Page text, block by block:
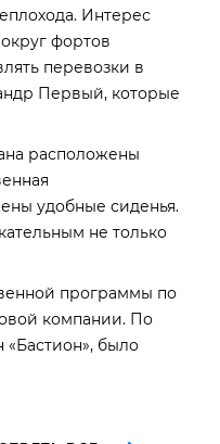
Интерес
фортов
перевозки в
Первый, которые
расположены
удобные сиденья.
не только
программы по
компании. По
«Бастион», было